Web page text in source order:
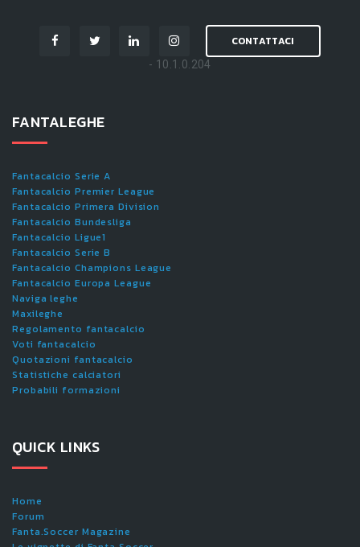
CONTATTACI
- 10.1.0.204
FANTALEGHE
Fantacalcio Serie A
Fantacalcio Premier League
Fantacalcio Primera Division
Fantacalcio Bundesliga
Fantacalcio Ligue1
Fantacalcio Serie B
Fantacalcio Champions League
Fantacalcio Europa League
Naviga leghe
Maxileghe
Regolamento fantacalcio
Voti fantacalcio
Quotazioni fantacalcio
Statistiche calciatori
Probabili formazioni
QUICK LINKS
Home
Forum
Fanta.Soccer Magazine